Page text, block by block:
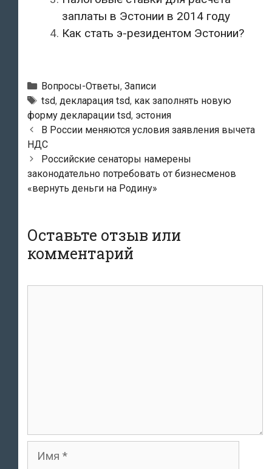
заплаты в Эстонии в 2014 году
Как стать э-резидентом Эстонии?
Рубрики
Вопросы-Ответы, Записи
Метки
tsd, декларация tsd, как заполнять новую
форму декларации tsd, эстония
Навигация
по
записям
В России меняются условия заявления вычета
НДС
Российские сенаторы намерены
законодательно потребовать от бизнесменов
«вернуть деньги на Родину»
Оставьте отзыв или
комментарий
Имя